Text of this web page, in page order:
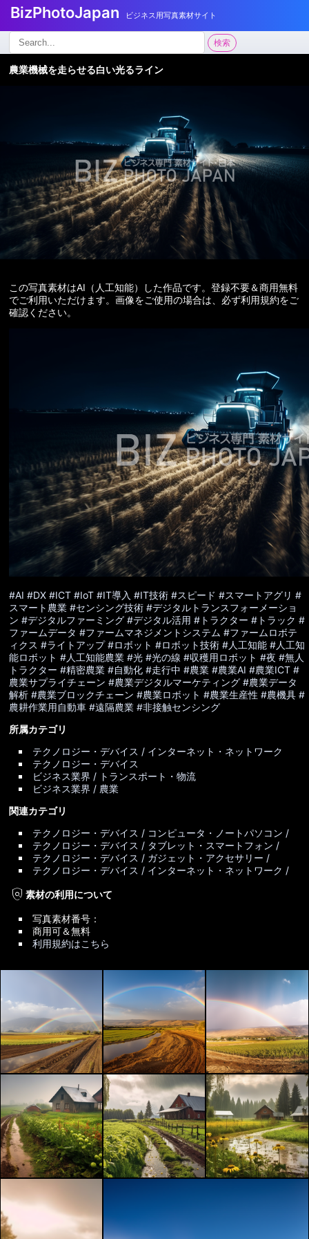
BizPhotoJapan ビジネス用写真素材サイト
検
索:
検索
農業機械を走らせる白い光るライン
この写真素材はAI（人工知能）した作品です。登録不要＆商用無料
でご利用いただけます。画像をご使用の場合は、必ず利用規約をご
確認ください。
#AI #DX #ICT #IoT #IT導入 #IT技術 #スピード #スマートアグリ #
スマート農業 #センシング技術 #デジタルトランスフォーメーショ
ン #デジタルファーミング #デジタル活用 #トラクター #トラック #
ファームデータ #ファームマネジメントシステム #ファームロボテ
ィクス #ライトアップ #ロボット #ロボット技術 #人工知能 #人工知
能ロボット #人工知能農業 #光 #光の線 #収穫用ロボット #夜 #無人
トラクター #精密農業 #自動化 #走行中 #農業 #農業AI #農業ICT #
農業サプライチェーン #農業デジタルマーケティング #農業データ
解析 #農業ブロックチェーン #農業ロボット #農業生産性 #農機具 #
農耕作業用自動車 #遠隔農業 #非接触センシング
所属カテゴリ
テクノロジー・デバイス / インターネット・ネットワーク
テクノロジー・デバイス
ビジネス業界 / トランスポート・物流
ビジネス業界 / 農業
関連カテゴリ
テクノロジー・デバイス / コンピュータ・ノートパソコン /
テクノロジー・デバイス / タブレット・スマートフォン /
テクノロジー・デバイス / ガジェット・アクセサリー /
テクノロジー・デバイス / インターネット・ネットワーク /
policy素材の利用について
写真素材番号：
商用可＆無料
利用規約はこちら